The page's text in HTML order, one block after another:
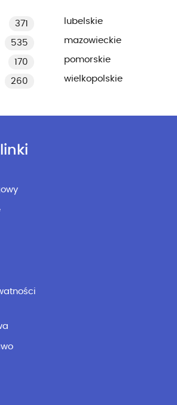
371 lubelskie
535 mazowieckie
170 pomorskie
260 wielkopolskie